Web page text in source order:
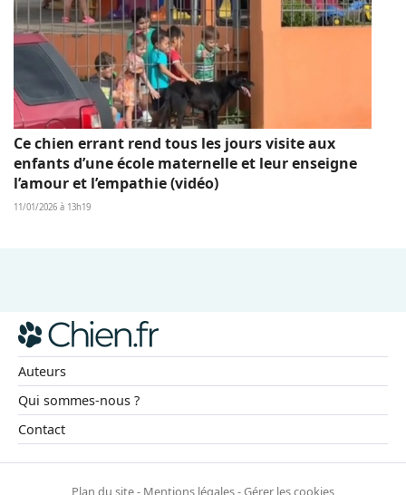
Ce chien errant rend tous les jours visite aux
enfants d’une école maternelle et leur enseigne
l’amour et l’empathie (vidéo)
11/01/2026 à 13h19
Auteurs
Qui sommes-nous ?
Contact
Plan du site- Mentions légales-Gérer les cookies